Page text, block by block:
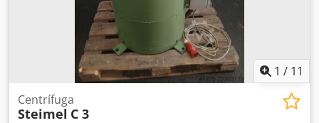
completos para el reciclaje de plásticos Líneas de lavado
DWFS® Líneas de granulación y extrusión Para más
información, visite nuestro sitio web
1 / 11
Centrífuga
Steimel C 3